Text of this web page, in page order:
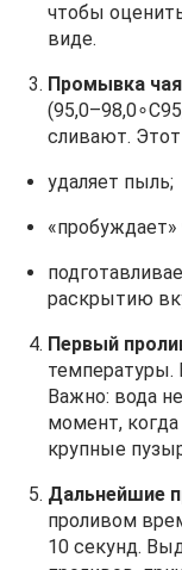
чтобы
виде.
Промывка
сливают. Этот
удаляет пыль;
«пробуждает»
раскрытию
Первый
температуры.
Важно: вода
момент,
крупные
Дальнейшие
проливом
10 секунд.